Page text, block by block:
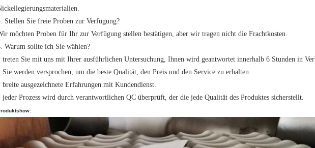
Stellen Sie freie Proben zur Verfügung?
möchten Proben für Ihr zur Verfügung stellen bestätigen, aber wir tragen nicht die Frachtkosten.
Warum sollte ich Sie wählen?
treten Sie mit uns mit Ihrer ausführlichen Untersuchung, Ihnen wird geantwortet innerhalb 6 Stunden in
Sie werden versprochen, um die beste Qualität, den Preis und den Service zu erhalten.
breite ausgezeichnete Erfahrungen mit Kundendienst.
jeder Prozess wird durch verantwortlichen QC überprüft, der die jede Qualität des Produktes sicherstellt.